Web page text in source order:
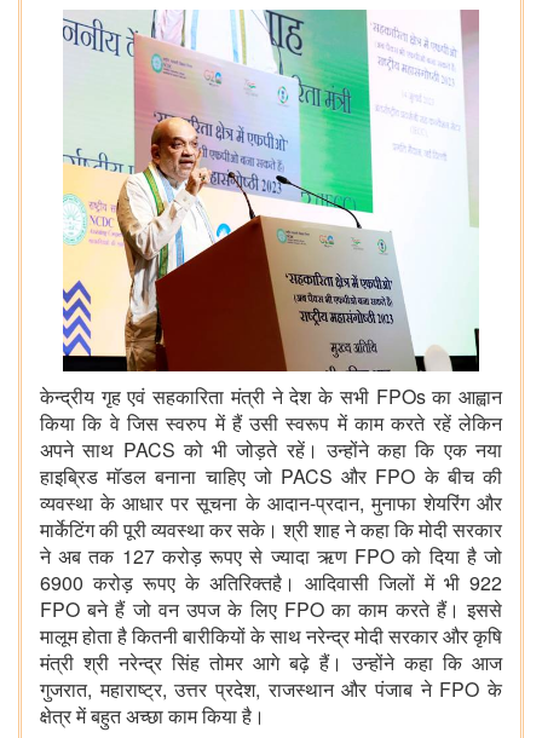
केन्द्रीय गृह एवं सहकारिता मंत्री ने देश के सभी FPOs का आह्वान
किया कि वे जिस स्वरुप में हैं उसी स्‍वरूप में काम करते रहें लेकिन
अपने साथ PACS को भी जोड़ते रहें। उन्होंने कहा कि एक नया
हाइब्रिड मॉडल बनाना चाहिए जो PACS और FPO के बीच की
व्यवस्था के आधार पर सूचना के आदान-प्रदान, मुनाफा शेयरिंग और
मार्केटिंग की पूरी व्यवस्था कर सके। श्री शाह ने कहा कि मोदी सरकार
ने अब तक 127 करोड़ रूपए से ज्यादा ऋण FPO को दिया है जो
6900 करोड़ रूपए के अतिरिक्तहै। आदिवासी जिलों में भी 922
FPO बने हैं जो वन उपज के लिए FPO का काम करते हैं। इससे
मालूम होता है कितनी बारीकियों के साथ नरेन्द्र मोदी सरकार और कृषि
मंत्री श्री नरेन्द्र सिंह तोमर आगे बढ़े हैं। उन्होंने कहा कि आज
गुजरात, महाराष्‍ट्र, उत्तर प्रदेश, राजस्थान और पंजाब ने FPO के
क्षेत्र में बहुत अच्छा काम किया है।